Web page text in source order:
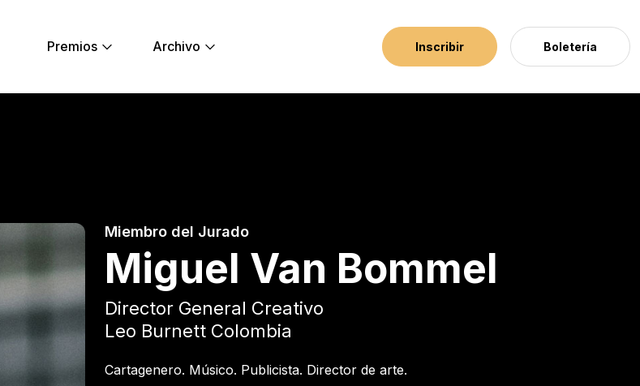
Premios
Archivo Inscribir Boletería
Miembro del Jurado
Miguel Van Bommel
Director General Creativo
Leo Burnett Colombia
Cartagenero. Músico. Publicista. Director de arte.